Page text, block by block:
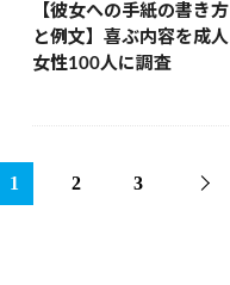
【彼女への手紙の書き方
と例文】喜ぶ内容を成人
女性100人に調査
1 2 3